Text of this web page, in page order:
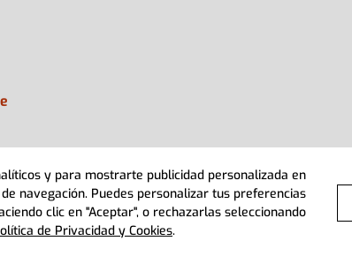
y para mostrarte publicidad personalizada en
navegación. Puedes personalizar tus preferencias
clic en "Aceptar", o rechazarlas seleccionando
de Privacidad y Cookies.
Aviso Legal
Política de Privacidad y Cookies